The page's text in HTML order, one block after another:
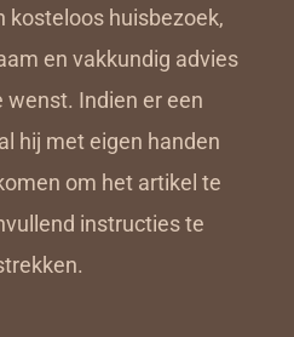
kosteloos huisbezoek,
en vakkundig advies
wenst. Indien er een
hij met eigen handen
om het artikel te
instructies te